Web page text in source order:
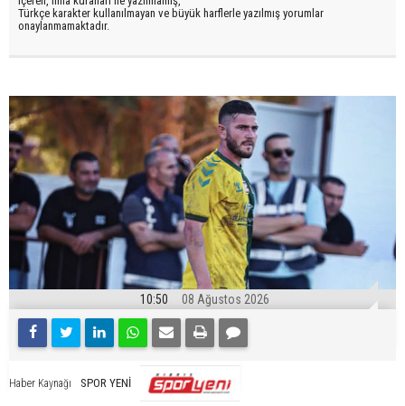
Türkçe karakter kullanılmayan ve büyük harflerle yazılmış yorumlar
onaylanmamaktadır.
10:50 08 Ağustos 2026
Haber Kaynağı SPOR YENİ